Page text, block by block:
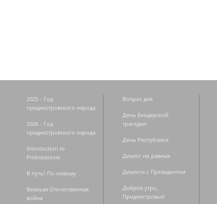
2025 - Год
приднестровского народа
2026 - Год
приднестровского народа
Introduction to
Pridnestrovie
В путь! По-новому
Великая Отечественная
война
Вопрос дня
День Бендерской
трагедии
День Республики
Диалог на равных
Диалоги с Президентом
Доброе утро,
Приднестровье!